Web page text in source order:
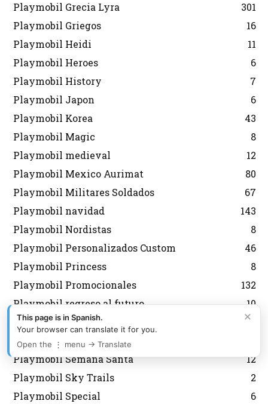
Playmobil Grecia Lyra
301
Playmobil Griegos
16
Playmobil Heidi
11
Playmobil Heroes
6
Playmobil History
7
Playmobil Japon
6
Playmobil Korea
43
Playmobil Magic
8
Playmobil medieval
12
Playmobil Mexico Aurimat
80
Playmobil Militares Soldados
67
Playmobil navidad
143
Playmobil Nordistas
8
Playmobil Personalizados Custom
46
Playmobil Princess
8
Playmobil Promocionales
132
Playmobil regreso al futuro
10
Playmobil Scooby Doo
32
Playmobil segunda mano
Playmobil Semana Santa
12
Playmobil Sky Trails
2
Playmobil Special
6
×
This page is in Spanish.
Your browser can translate it for you.
Open the ⋮ menu → Translate